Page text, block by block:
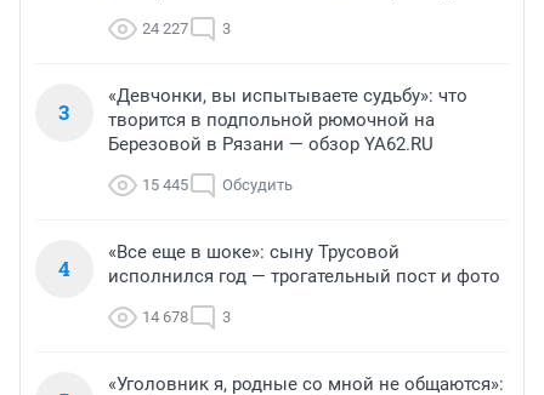
24 227 3
3
«Девчонки, вы испытываете судьбу»: что
творится в подпольной рюмочной на
Березовой в Рязани — обзор YA62.RU
15 445 Обсудить
4
«Все еще в шоке»: сыну Трусовой
исполнился год — трогательный пост и фото
14 678 3
«Уголовник я, родные со мной не общаются»: